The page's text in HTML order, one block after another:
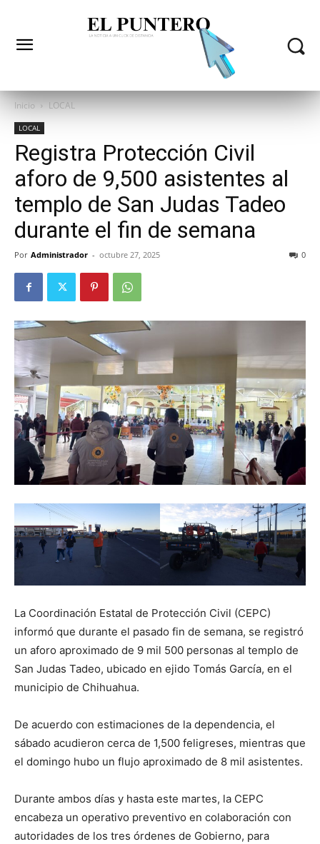
Inicio LOCAL
LOCAL
Registra Protección Civil
aforo de 9,500 asistentes al
templo de San Judas Tadeo
durante el fin de semana
Por Administrador - octubre 27, 2025 0
La Coordinación Estatal de Protección Civil (CEPC)
informó que durante el pasado fin de semana, se registró
un aforo aproximado de 9 mil 500 personas al templo de
San Judas Tadeo, ubicado en ejido Tomás García, en el
municipio de Chihuahua.
De acuerdo con estimaciones de la dependencia, el
sábado acudieron cerca de 1,500 feligreses, mientras que
el domingo hubo un flujo aproximado de 8 mil asistentes.
Durante ambos días y hasta este martes, la CEPC
encabeza un operativo preventivo en colaboración con
autoridades de los tres órdenes de Gobierno, para